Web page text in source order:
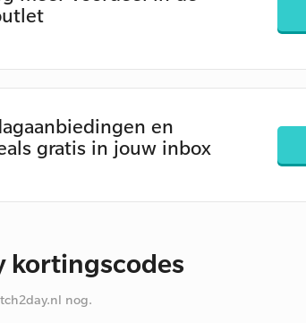
en
gratis in jouw inbox
kortingscodes
nog.